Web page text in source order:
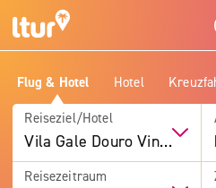
Flug & Hotel Hotel
Reiseziel/Hotel
Vila Gale Douro Vineyards
Reisezeitraum